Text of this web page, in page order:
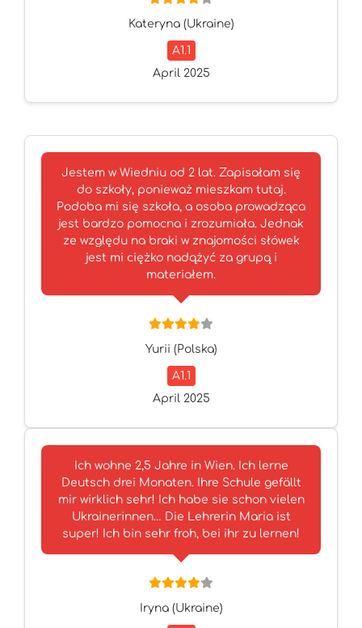
Kateryna (Ukraine)
A1.1
April 2025
Jestem w Wiedniu od 2 lat. Zapisałam się
do szkoły, ponieważ mieszkam tutaj.
Podoba mi się szkoła, a osoba prowadząca
jest bardzo pomocna i zrozumiała. Jednak
ze względu na braki w znajomości słówek
jest mi ciężko nadążyć za grupą i
materiałem.
Yurii (Polska)
A1.1
April 2025
Ich wohne 2,5 Jahre in Wien. Ich lerne
Deutsch drei Monaten. Ihre Schule gefällt
mir wirklich sehr! Ich habe sie schon vielen
Ukrainerinnen… Die Lehrerin Maria ist
super! Ich bin sehr froh, bei ihr zu lernen!
Iryna (Ukraine)